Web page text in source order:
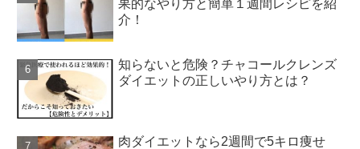
果的なやり方と簡単１週間レシピを紹
介！
知らないと危険？チャコールクレンズ
ダイエットの正しいやり方とは？
肉ダイエットなら2週間で5キロ痩せ